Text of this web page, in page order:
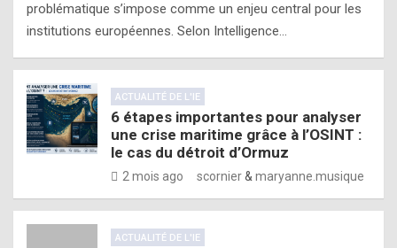
problématique s’impose comme un enjeu central pour les
institutions européennes. Selon Intelligence…
ACTUALITÉ DE L'IE
6 étapes importantes pour analyser
une crise maritime grâce à l’OSINT :
le cas du détroit d’Ormuz
2 mois ago scornier& maryanne.musique
ACTUALITÉ DE L'IE